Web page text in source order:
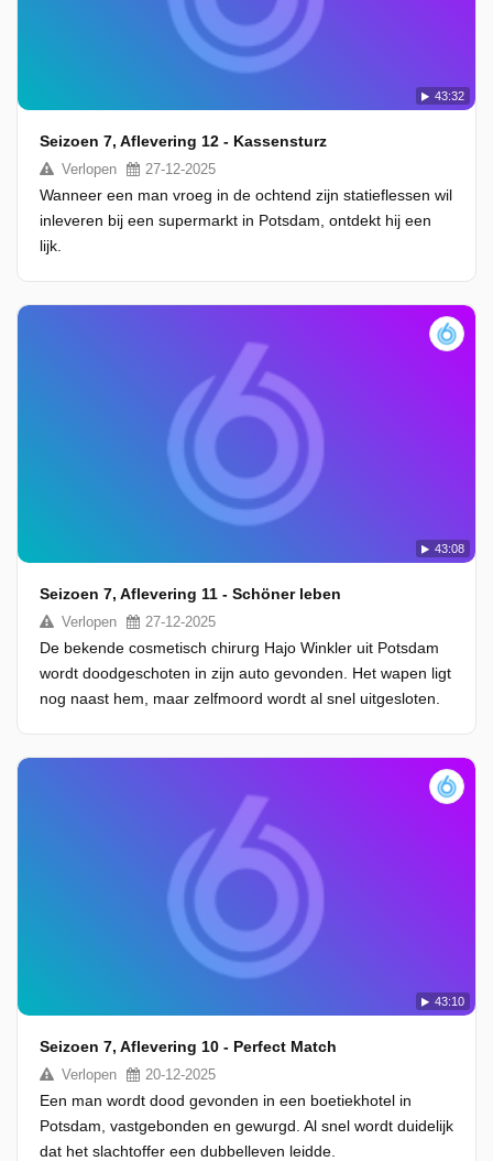
43:32
Seizoen 7, Aflevering 12 - Kassensturz
Verlopen 27-12-2025
Wanneer een man vroeg in de ochtend zijn statieflessen wil
inleveren bij een supermarkt in Potsdam, ontdekt hij een
lijk.
43:08
Seizoen 7, Aflevering 11 - Schöner leben
Verlopen 27-12-2025
De bekende cosmetisch chirurg Hajo Winkler uit Potsdam
wordt doodgeschoten in zijn auto gevonden. Het wapen ligt
nog naast hem, maar zelfmoord wordt al snel uitgesloten.
43:10
Seizoen 7, Aflevering 10 - Perfect Match
Verlopen 20-12-2025
Een man wordt dood gevonden in een boetiekhotel in
Potsdam, vastgebonden en gewurgd. Al snel wordt duidelijk
dat het slachtoffer een dubbelleven leidde.